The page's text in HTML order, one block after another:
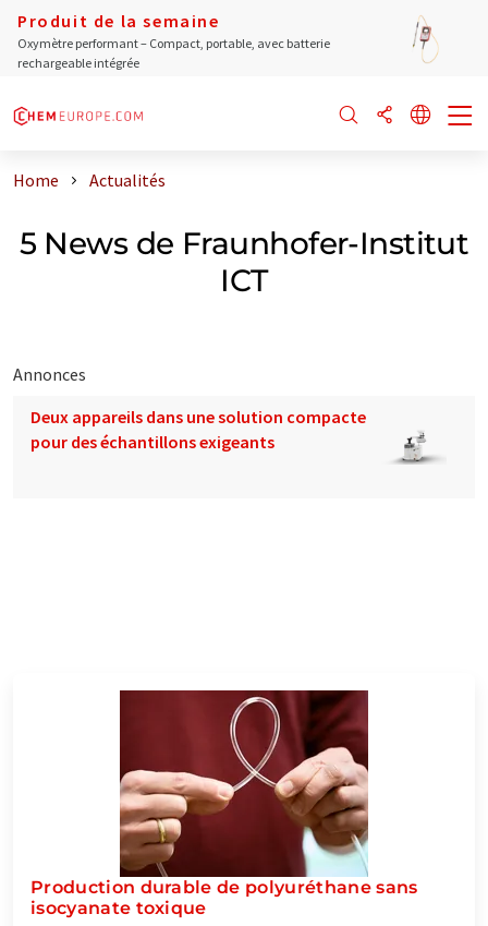
Produit de la semaine
Oxymètre performant – Compact, portable, avec batterie
rechargeable intégrée
Home Actualités
5 News de Fraunhofer-Institut
ICT
Annonces
Deux appareils dans une solution compacte
pour des échantillons exigeants
Production durable de polyuréthane sans
isocyanate toxique